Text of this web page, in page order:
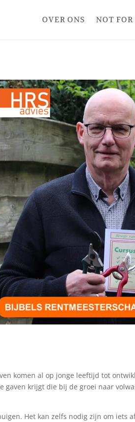
OVER ONS NOT
komen al op jonge leeftijd tot
krijgt die bij de groei naar
Het kan zelfs nodig zijn om iets